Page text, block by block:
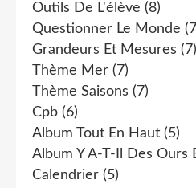
Outils De L'élève (8)
Questionner Le Monde
Grandeurs Et Mesures (7)
Thème Mer (7)
Thème Saisons (7)
Cpb (6)
Album Tout En Haut (5)
Album Y A-T-Il Des Ours
Calendrier (5)